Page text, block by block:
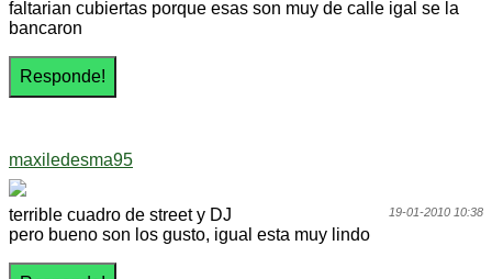
faltarian cubiertas porque esas son muy de calle igal se la
bancaron
maxiledesma95
19-01-2010 10:38
terrible cuadro de street y DJ
pero bueno son los gusto, igual esta muy lindo